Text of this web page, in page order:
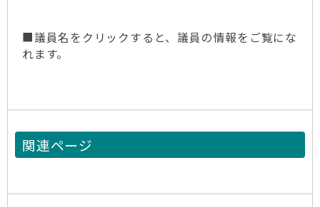
■議員名をクリックすると、議員の情報をご覧にな
れます。
関連ページ